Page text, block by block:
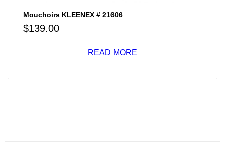
Mouchoirs KLEENEX # 21606
$139.00
READ MORE